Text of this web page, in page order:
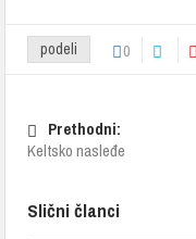
podeli 0
Prethodni:
Keltsko nasleđe
Slični članci